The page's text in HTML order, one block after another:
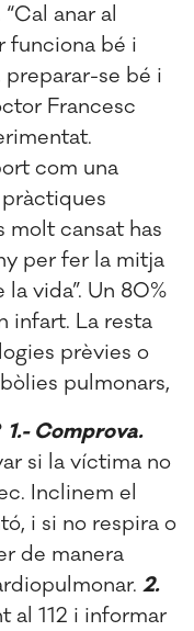
anar al
funciona bé i
se bé i
Francesc
com una
molt cansat has
per fer la mitja
vida”. Un 80%
infart. La resta
prèvies o
pulmonars,
1.- Comprova.
si la víctima no
Inclinem el
i si no respira o
de manera
2.
al 112 i informar